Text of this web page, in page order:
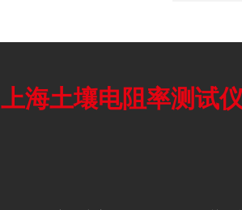
上海土壤电阻率测试